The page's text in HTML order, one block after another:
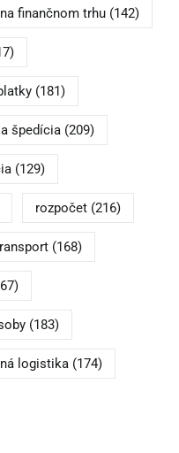
finančnom trhu(142)
(181)
špedícia(209)
(129)
rozpočet(216)
(168)
(183)
logistika(174)